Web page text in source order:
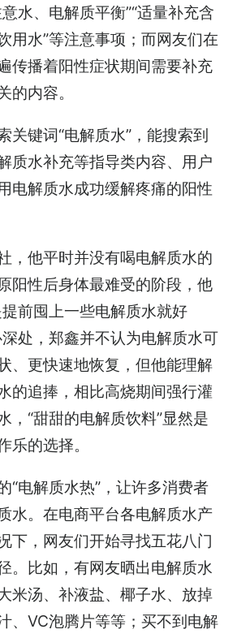
水、电解质平衡”“适量补充含
用水”等注意事项；而网友们在
传播着阳性症状期间需要补充
的内容。
关键词“电解质水”，能搜索到
质水补充等指导类内容、用户
电解质水成功缓解疼痛的阳性
，他平时并没有喝电解质水的
阳性后身体最难受的阶段，他
前囤上一些电解质水就好
处，郑鑫并不认为电解质水可
、更快速地恢复，但他能理解
的追捧，相比高烧期间强行灌
，“甜甜的电解质饮料”显然是
乐的选择。
“电解质水热”，让许多消费者
水。在电商平台各电解质水产
下，网友们开始寻找五花八门
。比如，有网友晒出电解质水
米汤、补液盐、椰子水、放掉
、VC泡腾片等等；买不到电解